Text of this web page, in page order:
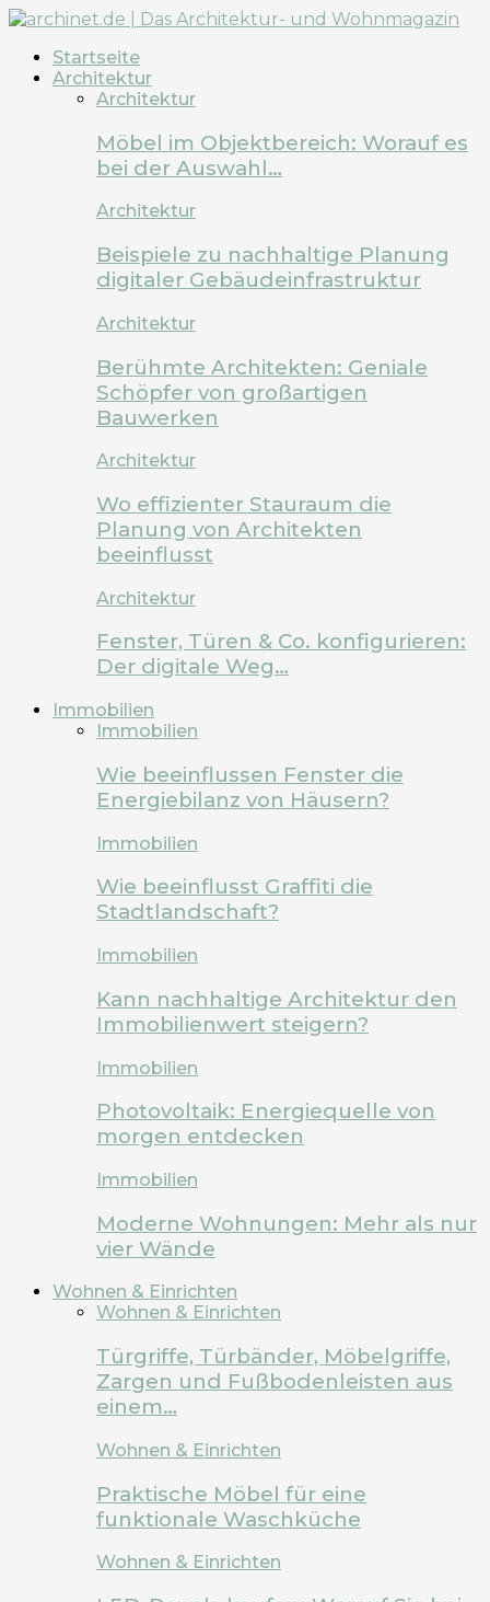
Startseite
Architektur
Architektur
Möbel im Objektbereich: Worauf es
bei der Auswahl…
Architektur
Beispiele zu nachhaltige Planung
digitaler Gebäudeinfrastruktur
Architektur
Berühmte Architekten: Geniale
Schöpfer von großartigen
Bauwerken
Architektur
Wo effizienter Stauraum die
Planung von Architekten
beeinflusst
Architektur
Fenster, Türen & Co. konfigurieren:
Der digitale Weg…
Immobilien
Immobilien
Wie beeinflussen Fenster die
Energiebilanz von Häusern?
Immobilien
Wie beeinflusst Graffiti die
Stadtlandschaft?
Immobilien
Kann nachhaltige Architektur den
Immobilienwert steigern?
Immobilien
Photovoltaik: Energiequelle von
morgen entdecken
Immobilien
Moderne Wohnungen: Mehr als nur
vier Wände
Wohnen & Einrichten
Wohnen & Einrichten
Türgriffe, Türbänder, Möbelgriffe,
Zargen und Fußbodenleisten aus
einem…
Wohnen & Einrichten
Praktische Möbel für eine
funktionale Waschküche
Wohnen & Einrichten